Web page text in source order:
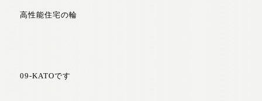
高性能住宅の輪
09-KATOです